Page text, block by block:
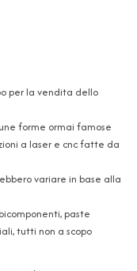
per la vendita dello
forme ormai famose
a laser e cnc fatte da
variare in base alla
paste
tutti non a scopo